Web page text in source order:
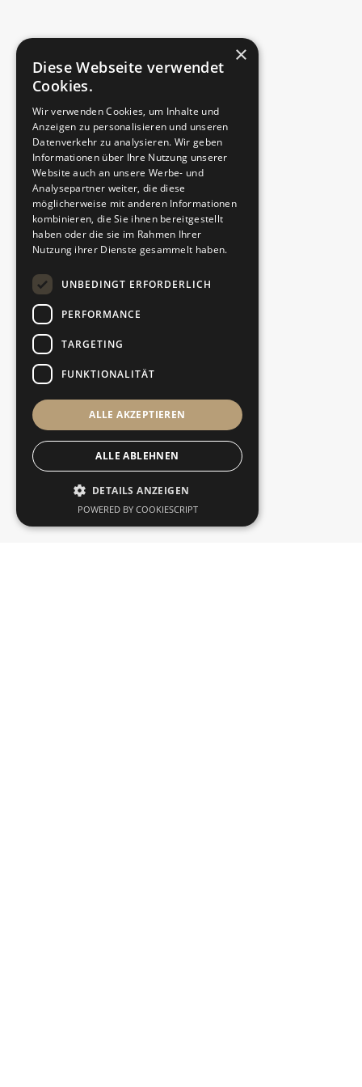
Straße, Hausnr.
PLZ
Ort
Telefonnummer
E-Mail
Nachricht
×
Diese Webseite verwendet
Cookies.
Wir verwenden Cookies, um Inhalte und
Anzeigen zu personalisieren und unseren
Datenverkehr zu analysieren. Wir geben
Informationen über Ihre Nutzung unserer
Website auch an unsere Werbe- und
Analysepartner weiter, die diese
möglicherweise mit anderen Informationen
kombinieren, die Sie ihnen bereitgestellt
haben oder die sie im Rahmen Ihrer
Nutzung ihrer Dienste gesammelt haben.
UNBEDINGT ERFORDERLICH
PERFORMANCE
TARGETING
FUNKTIONALITÄT
ALLE AKZEPTIEREN
ALLE ABLEHNEN
DETAILS ANZEIGEN
POWERED BY COOKIESCRIPT